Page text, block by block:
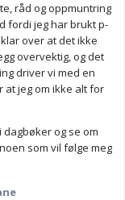
råd og oppmuntring
fordi jeg har brukt p-
over at det ikke
overvektig, og det
driver vi med en
jeg om ikke alt for
dagbøker og se om
som vil følge meg